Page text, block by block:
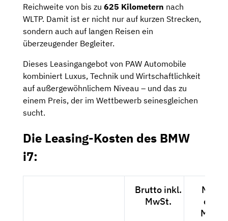
Reichweite von bis zu 625 Kilometern nach
WLTP. Damit ist er nicht nur auf kurzen Strecken,
sondern auch auf langen Reisen ein
überzeugender Begleiter.
Dieses Leasingangebot von PAW Automobile
kombiniert Luxus, Technik und Wirtschaftlichkeit
auf außergewöhnlichem Niveau – und das zu
einem Preis, der im Wettbewerb seinesgleichen
sucht.
Die Leasing-Kosten des BMW
i7:
Brutto inkl.
MwSt.
Netto
exkl.
MwSt.